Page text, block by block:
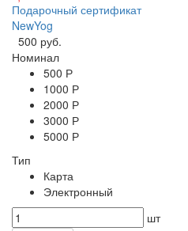
Подарочный сертификат
NewYog
500 руб.
Номинал
500 Р
1000 Р
2000 Р
3000 Р
5000 Р
Тип
Карта
Электронный
шт